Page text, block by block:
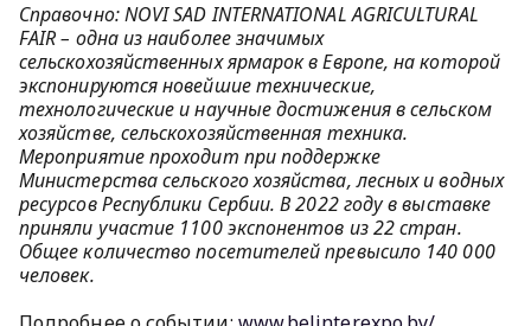
Справочно: NOVI SAD INTERNATIONAL AGRICULTURAL
FAIR – одна из наиболее значимых
сельскохозяйственных ярмарок в Европе, на которой
экспонируются новейшие технические,
технологические и научные достижения в сельском
хозяйстве, сельскохозяйственная техника.
Мероприятие проходит при поддержке
Министерства сельского хозяйства, лесных и водных
ресурсов Республики Сербии. В 2022 году в выставке
приняли участие 1100 экспонентов из 22 стран.
Общее количество посетителей превысило 140 000
человек.